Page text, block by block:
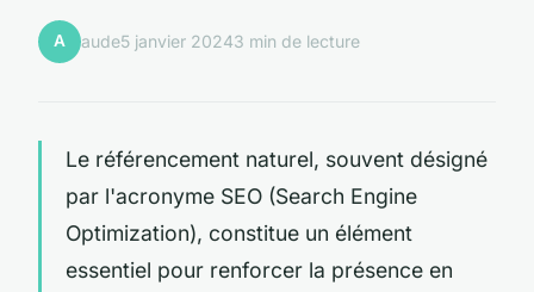
A aude5 janvier 20243 min de lecture
Le référencement naturel, souvent désigné
par l'acronyme SEO (Search Engine
Optimization), constitue un élément
essentiel pour renforcer la présence en